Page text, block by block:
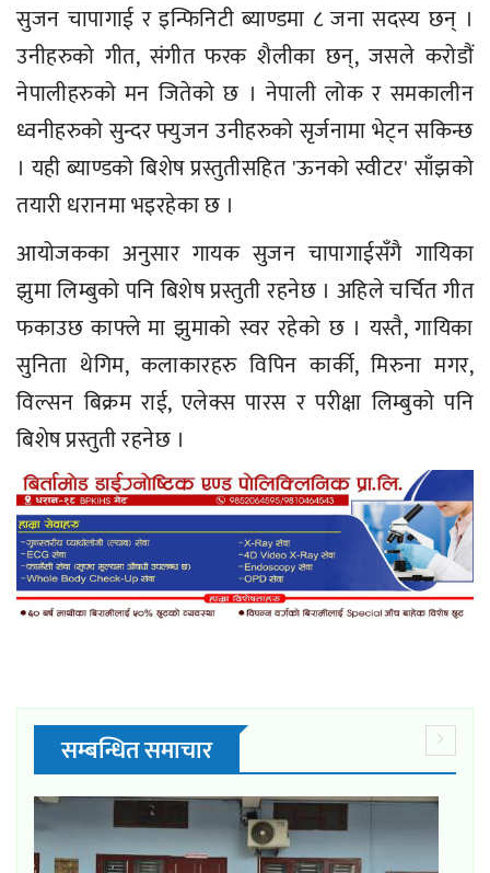
सुजन चापागाई र इन्फिनिटी ब्याण्डमा ८ जना सदस्य छन् ।
उनीहरुको गीत, संगीत फरक शैलीका छन्, जसले करोडौं
नेपालीहरुको मन जितेको छ । नेपाली लोक र समकालीन
ध्वनीहरुको सुन्दर फ्युजन उनीहरुको सृर्जनामा भेट्न सकिन्छ
। यही ब्याण्डको बिशेष प्रस्तुतीसहित 'ऊनको स्वीटर' साँझको
तयारी धरानमा भइरहेका छ ।
आयोजकका अनुसार गायक सुजन चापागाईसँगै गायिका
झुमा लिम्बुको पनि बिशेष प्रस्तुती रहनेछ । अहिले चर्चित गीत
फकाउछ काफ्ले मा झुमाको स्वर रहेको छ । यस्तै, गायिका
सुनिता थेगिम, कलाकारहरु विपिन कार्की, मिरुना मगर,
विल्सन बिक्रम राई, एलेक्स पारस र परीक्षा लिम्बुको पनि
बिशेष प्रस्तुती रहनेछ ।
सम्बन्धित समाचार